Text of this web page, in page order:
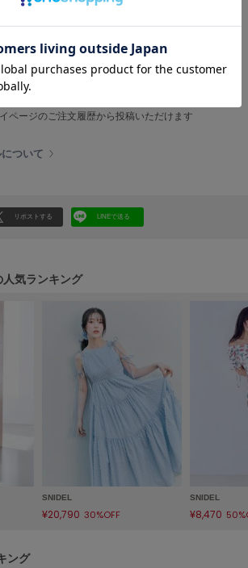
アンドドッグ
投稿で全員に30ポイントプレゼント！
ページのご注文履歴から投稿いただけます
ついて
リポストする LINEで送る
人気ランキング
SNIDEL
¥20,790 30%OFF
SNIDEL
¥8,470
ング